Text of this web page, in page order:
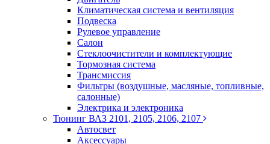
Климатическая система и вентиляция
Подвеска
Рулевое управление
Салон
Стеклоочистители и комплектующие
Тормозная система
Трансмиссия
Фильтры (воздушные, масляные, топливные,
салонные)
Электрика и электроника
Тюнинг ВАЗ 2101, 2105, 2106, 2107
Автосвет
Аксессуары